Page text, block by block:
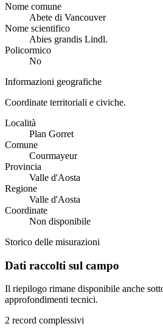
Nome comune
Abete di Vancouver
Nome scientifico
Abies grandis Lindl.
Policormico
No
Informazioni geografiche
Coordinate territoriali e civiche.
Località
Plan Gorret
Comune
Courmayeur
Provincia
Valle d'Aosta
Regione
Valle d'Aosta
Coordinate
Non disponibile
Storico delle misurazioni
Dati raccolti sul campo
Il riepilogo rimane disponibile anche
approfondimenti tecnici.
2 record complessivi